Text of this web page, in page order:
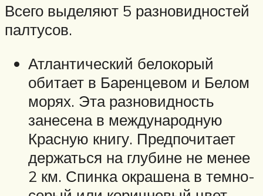
Всего выделяют 5 разновидностей
палтусов.
Атлантический белокорый
обитает в Баренцевом и Белом
морях. Эта разновидность
занесена в международную
Красную книгу. Предпочитает
держаться на глубине не менее
2 км. Спинка окрашена в темно-